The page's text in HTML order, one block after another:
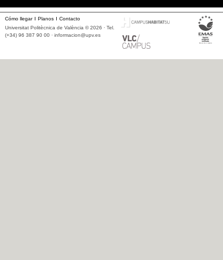
Cómo llegar Planos
Contacto
Universitat Politècnica de València © 2026 · Tel.
(+34) 96 387 90 00 · informacion@upv.es